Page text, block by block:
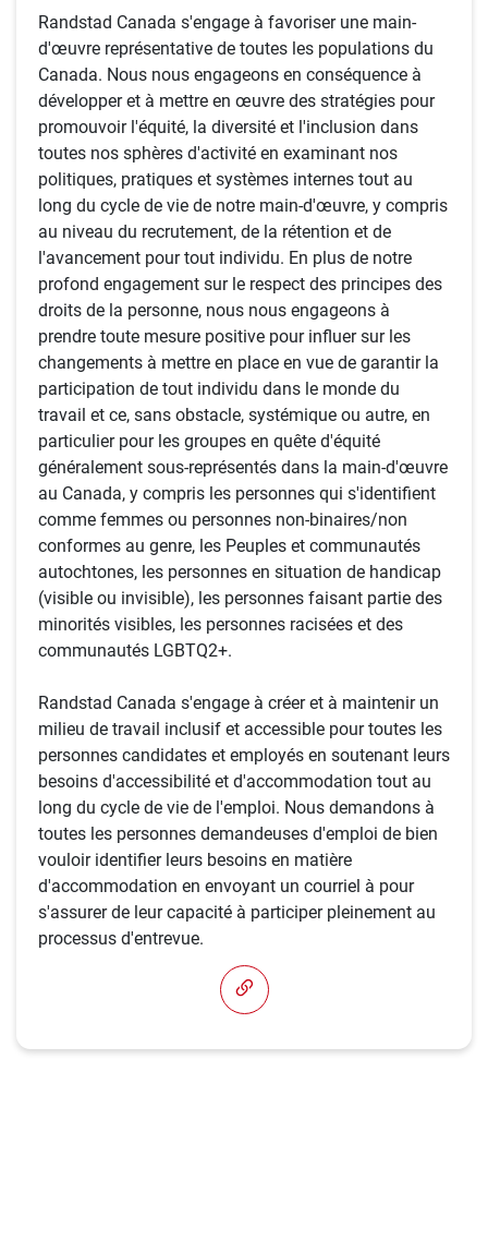
Randstad Canada s'engage à favoriser une main-
d'œuvre représentative de toutes les populations du
Canada. Nous nous engageons en conséquence à
développer et à mettre en œuvre des stratégies pour
promouvoir l'équité, la diversité et l'inclusion dans
toutes nos sphères d'activité en examinant nos
politiques, pratiques et systèmes internes tout au
long du cycle de vie de notre main-d'œuvre, y compris
au niveau du recrutement, de la rétention et de
l'avancement pour tout individu. En plus de notre
profond engagement sur le respect des principes des
droits de la personne, nous nous engageons à
prendre toute mesure positive pour influer sur les
changements à mettre en place en vue de garantir la
participation de tout individu dans le monde du
travail et ce, sans obstacle, systémique ou autre, en
particulier pour les groupes en quête d'équité
généralement sous-représentés dans la main-d'œuvre
au Canada, y compris les personnes qui s'identifient
comme femmes ou personnes non-binaires/non
conformes au genre, les Peuples et communautés
autochtones, les personnes en situation de handicap
(visible ou invisible), les personnes faisant partie des
minorités visibles, les personnes racisées et des
communautés LGBTQ2+.
Randstad Canada s'engage à créer et à maintenir un
milieu de travail inclusif et accessible pour toutes les
personnes candidates et employés en soutenant leurs
besoins d'accessibilité et d'accommodation tout au
long du cycle de vie de l'emploi. Nous demandons à
toutes les personnes demandeuses d'emploi de bien
vouloir identifier leurs besoins en matière
d'accommodation en envoyant un courriel à pour
s'assurer de leur capacité à participer pleinement au
processus d'entrevue.